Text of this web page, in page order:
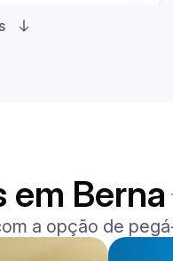
em Berna
a opção de